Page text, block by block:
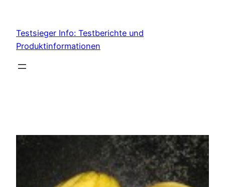
content
Testsieger Info: Testberichte und
Produktinformationen